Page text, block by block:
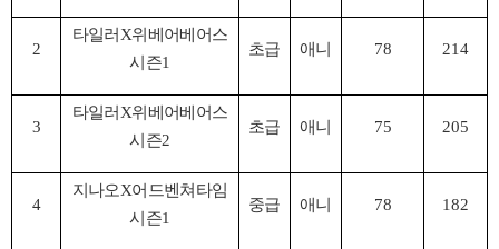
2
타일러 X위베어베어스
시즌1
초급 애니 78 214
3
타일러 X위베어베어스
시즌2
초급 애니 75 205
4
지나오X어드벤쳐타임
시즌1
중급 애니 78 182